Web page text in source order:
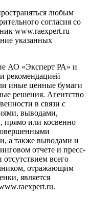
любым
согласия со
www.raexpert.ru
указанных
АО «Эксперт РА» и
рекомендацией
иные ценные бумаги
решения. Агентство
в связи с
выводами,
прямо или косвенно
а также выводами и
отчете и пресс-
всего
отражающим
является